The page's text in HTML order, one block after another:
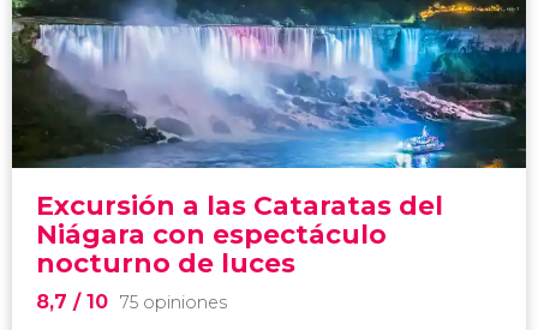
Excursión a las Cataratas del
Niágara con espectáculo
nocturno de luces
8,7 / 10 75 opiniones